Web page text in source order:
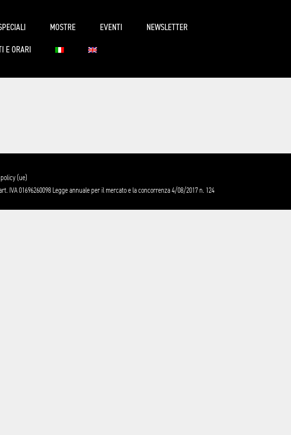
MOSTRE EVENTI
NEWSLETTER
E ORARI
(ue)
IVA 01696260098 Legge annuale per il mercato e la concorrenza 4/08/2017 n. 124